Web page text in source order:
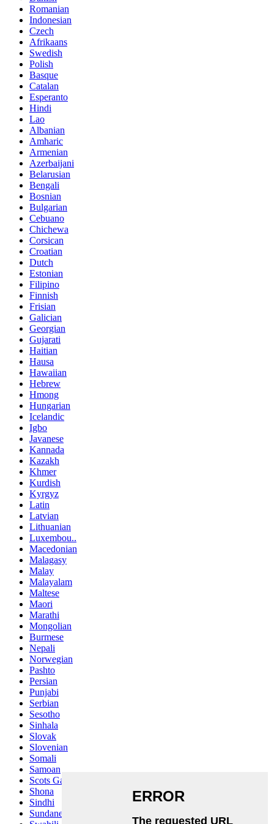
Romanian
Indonesian
Czech
Afrikaans
Swedish
Polish
Basque
Catalan
Esperanto
Hindi
Lao
Albanian
Amharic
Armenian
Azerbaijani
Belarusian
Bengali
Bosnian
Bulgarian
Cebuano
Chichewa
Corsican
Croatian
Dutch
Estonian
Filipino
Finnish
Frisian
Galician
Georgian
Gujarati
Haitian
Hausa
Hawaiian
Hebrew
Hmong
Hungarian
Icelandic
Igbo
Javanese
Kannada
Kazakh
Khmer
Kurdish
Kyrgyz
Latin
Latvian
Lithuanian
Luxembou..
Macedonian
Malagasy
Malay
Malayalam
Maltese
Maori
Marathi
Mongolian
Burmese
Nepali
Norwegian
Pashto
Persian
Punjabi
Serbian
Sesotho
Sinhala
Slovak
Slovenian
Somali
Samoan
Scots Gaelic
Shona
Sindhi
Sundanese